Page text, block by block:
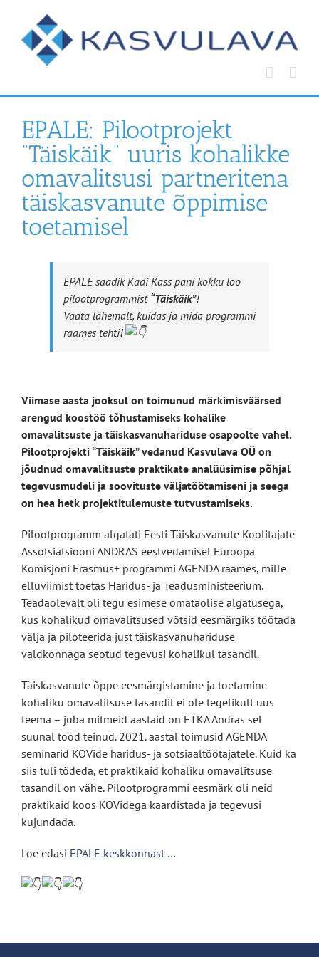
content
EPALE: Pilootprojekt
“Täiskäik” uuris kohalikke
omavalitsusi partneritena
täiskasvanute õppimise
toetamisel
EPALE saadik Kadi Kass pani kokku loo
pilootprogrammist “Täiskäik”!
Vaata lähemalt, kuidas ja mida programmi
raames tehti!
Viimase aasta jooksul on toimunud märkimisväärsed
arengud koostöö tõhustamiseks kohalike
omavalitsuste ja täiskasvanuhariduse osapoolte vahel.
Pilootprojekti “Täiskäik” vedanud Kasvulava OÜ on
jõudnud omavalitsuste praktikate analüüsimise põhjal
tegevusmudeli ja soovituste väljatöötamiseni ja seega
on hea hetk projektitulemuste tutvustamiseks.
Pilootprogramm algatati Eesti Täiskasvanute Koolitajate
Assotsiatsiooni ANDRAS eestvedamisel Euroopa
Komisjoni Erasmus+ programmi AGENDA raames, mille
elluviimist toetas Haridus- ja Teadusministeerium.
Teadaolevalt oli tegu esimese omataolise algatusega,
kus kohalikud omavalitsused võtsid eesmärgiks töötada
välja ja piloteerida just täiskasvanuhariduse
valdkonnaga seotud tegevusi kohalikul tasandil.
Täiskasvanute õppe eesmärgistamine ja toetamine
kohaliku omavalitsuse tasandil ei ole tegelikult uus
teema – juba mitmeid aastaid on ETKA Andras sel
suunal tööd teinud. 2021. aastal toimusid AGENDA
seminarid KOVide haridus- ja sotsiaaltöötajatele. Kuid ka
siis tuli tõdeda, et praktikaid kohaliku omavalitsuse
tasandil on vähe. Pilootprogrammi eesmärk oli neid
praktikaid koos KOVidega kaardistada ja tegevusi
kujundada.
Loe edasi EPALE keskkonnast …